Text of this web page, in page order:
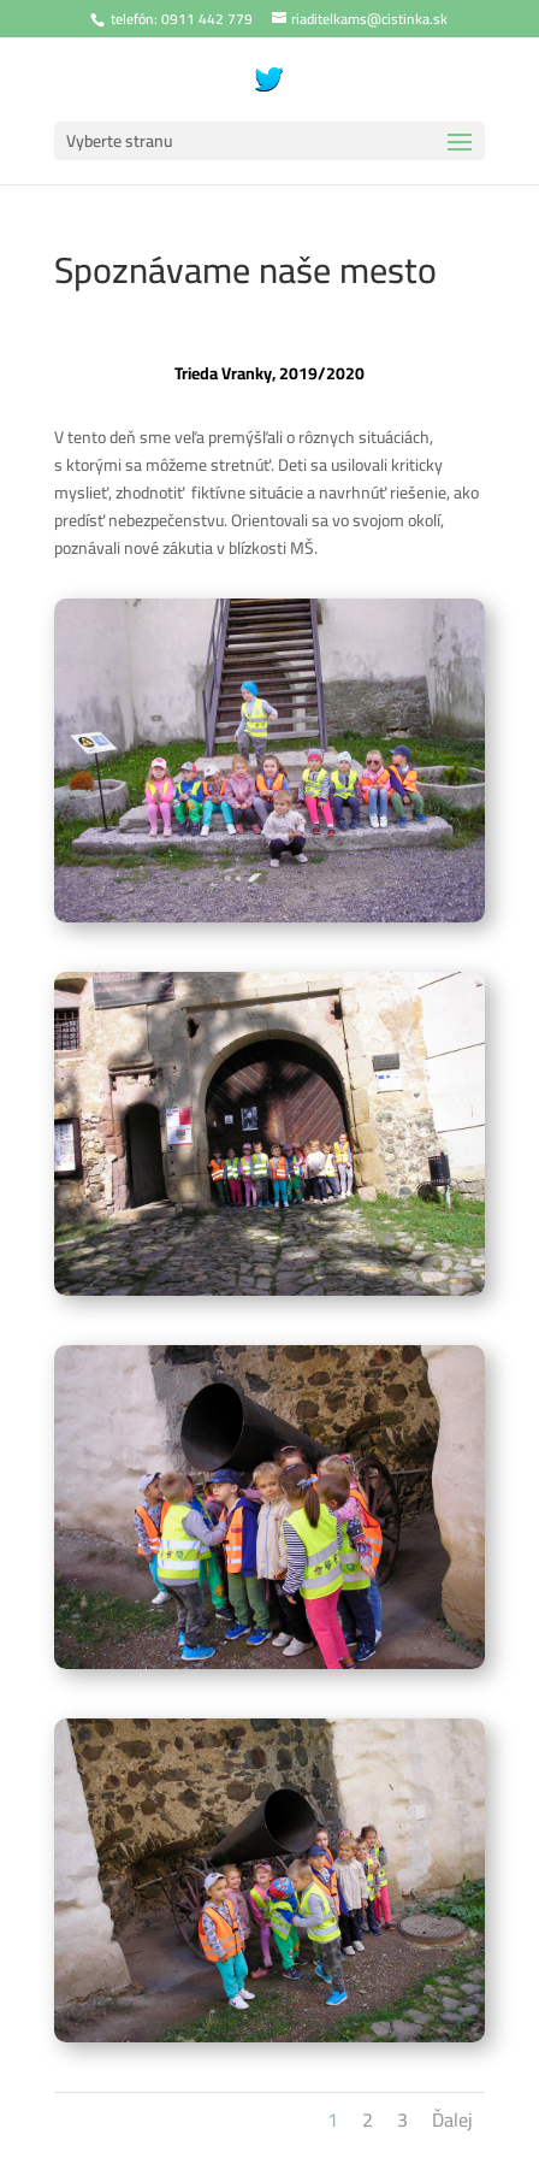
telefón: 0911 442 779 riaditelkams@cistinka.sk
Vyberte stranu
Spoznávame naše mesto
Trieda Vranky, 2019/2020
V tento deň sme veľa premýšľali o rôznych situáciách,
s ktorými sa môžeme stretnúť. Deti sa usilovali kriticky
myslieť, zhodnotiť fiktívne situácie a navrhnúť riešenie, ako
predísť nebezpečenstvu. Orientovali sa vo svojom okolí,
poznávali nové zákutia v blízkosti MŠ.
1 2 3 Ďalej